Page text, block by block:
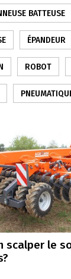
BATTEUSE
ÉPANDEUR
ROBOT
scalper le